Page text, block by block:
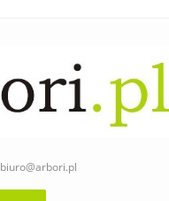
biuro@arbori.pl